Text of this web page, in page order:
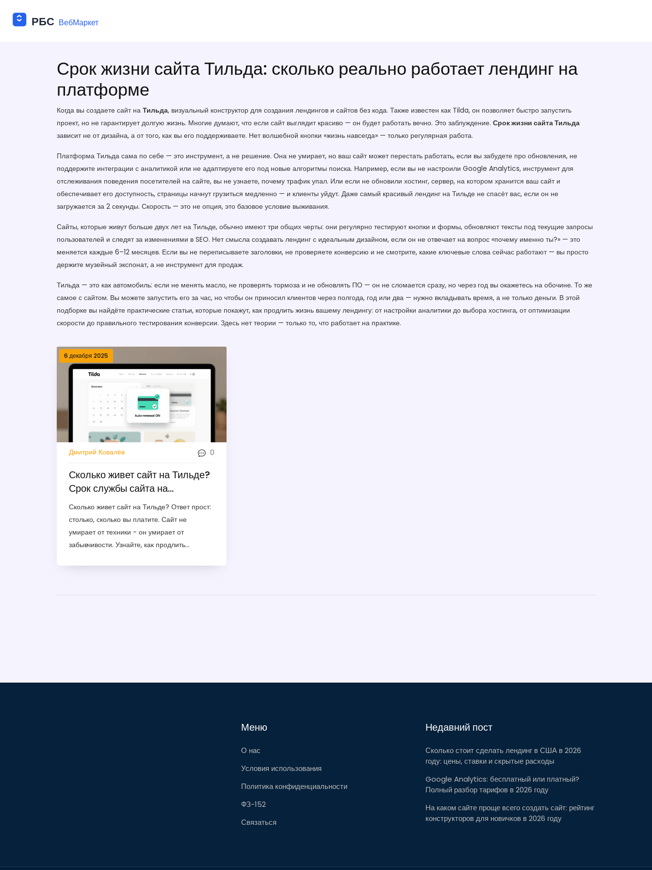
Срок жизни сайта Тильда: сколько реально работает лендинг на
платформе
Когда вы создаете сайт на Тильда, визуальный конструктор для создания лендингов и сайтов без кода. Также известен как Tilda, он позволяет быстро запустить
проект, но не гарантирует долгую жизнь. Многие думают, что если сайт выглядит красиво — он будет работать вечно. Это заблуждение. Срок жизни сайта Тильда
зависит не от дизайна, а от того, как вы его поддерживаете. Нет волшебной кнопки «жизнь навсегда» — только регулярная работа.
Платформа Тильда сама по себе — это инструмент, а не решение. Она не умирает, но ваш сайт может перестать работать, если вы забудете про обновления, не
поддержите интеграции с аналитикой или не адаптируете его под новые алгоритмы поиска. Например, если вы не настроили Google Analytics, инструмент для
отслеживания поведения посетителей на сайте, вы не узнаете, почему трафик упал. Или если не обновили хостинг, сервер, на котором хранится ваш сайт и
обеспечивает его доступность, страницы начнут грузиться медленно — и клиенты уйдут. Даже самый красивый лендинг на Тильде не спасёт вас, если он не
загружается за 2 секунды. Скорость — это не опция, это базовое условие выживания.
Сайты, которые живут больше двух лет на Тильде, обычно имеют три общих черты: они регулярно тестируют кнопки и формы, обновляют тексты под текущие запросы
пользователей и следят за изменениями в SEO. Нет смысла создавать лендинг с идеальным дизайном, если он не отвечает на вопрос «почему именно ты?» — это
меняется каждые 6–12 месяцев. Если вы не переписываете заголовки, не проверяете конверсию и не смотрите, какие ключевые слова сейчас работают — вы просто
держите музейный экспонат, а не инструмент для продаж.
Тильда — это как автомобиль: если не менять масло, не проверять тормоза и не обновлять ПО — он не сломается сразу, но через год вы окажетесь на обочине. То же
самое с сайтом. Вы можете запустить его за час, но чтобы он приносил клиентов через полгода, год или два — нужно вкладывать время, а не только деньги. В этой
подборке вы найдёте практические статьи, которые покажут, как продлить жизнь вашему лендингу: от настройки аналитики до выбора хостинга, от оптимизации
скорости до правильного тестирования конверсии. Здесь нет теории — только то, что работает на практике.
6 декабря 2025
Дмитрий Ковалёв 0
Сколько живет сайт на Тильде?
Срок службы сайта на
платформе Тильда
Сколько живет сайт на Тильде? Ответ прост:
столько, сколько вы платите. Сайт не
умирает от техники - он умирает от
забывчивости. Узнайте, как продлить
Меню
О нас
Условия использования
Политика конфиденциальности
ФЗ-152
Связаться
Недавний пост
Сколько стоит сделать лендинг в США в 2026
году: цены, ставки и скрытые расходы
Google Analytics: бесплатный или платный?
Полный разбор тарифов в 2026 году
На каком сайте проще всего создать сайт: рейтинг
конструкторов для новичков в 2026 году